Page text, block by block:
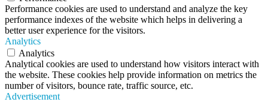
Performance cookies are used to understand and analyze the key
performance indexes of the website which helps in delivering a
better user experience for the visitors.
Analytics
Analytics
Analytical cookies are used to understand how visitors interact with
the website. These cookies help provide information on metrics the
number of visitors, bounce rate, traffic source, etc.
Advertisement